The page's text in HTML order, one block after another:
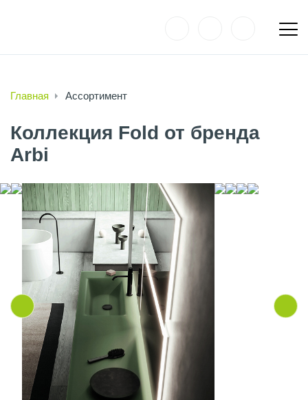
Главная Ассортимент
Коллекция Fold от бренда
Arbi